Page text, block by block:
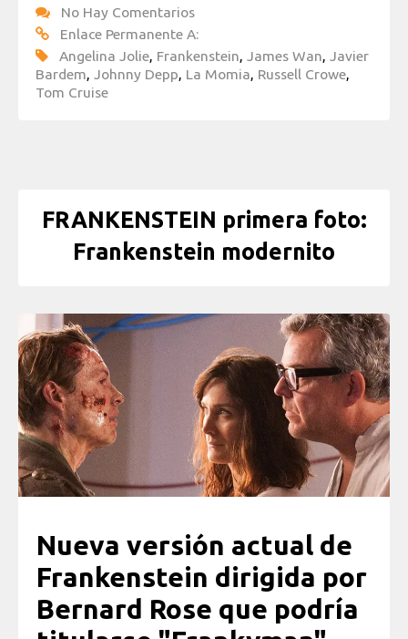
No Hay Comentarios
Enlace Permanente A:
Angelina Jolie, Frankenstein, James Wan, Javier
Bardem, Johnny Depp, La Momia, Russell Crowe,
Tom Cruise
FRANKENSTEIN primera foto:
Frankenstein modernito
Nueva versión actual de
Frankenstein dirigida por
Bernard Rose que podría